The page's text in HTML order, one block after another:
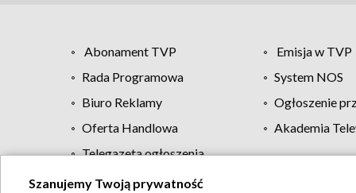
Abonament TVP
Emisja w TVP
Rada Programowa
System NOS
Biuro Reklamy
Ogłoszenie
Oferta Handlowa
Akademia
Telegazeta ogłoszenia
Szanujemy Twoją prywatność